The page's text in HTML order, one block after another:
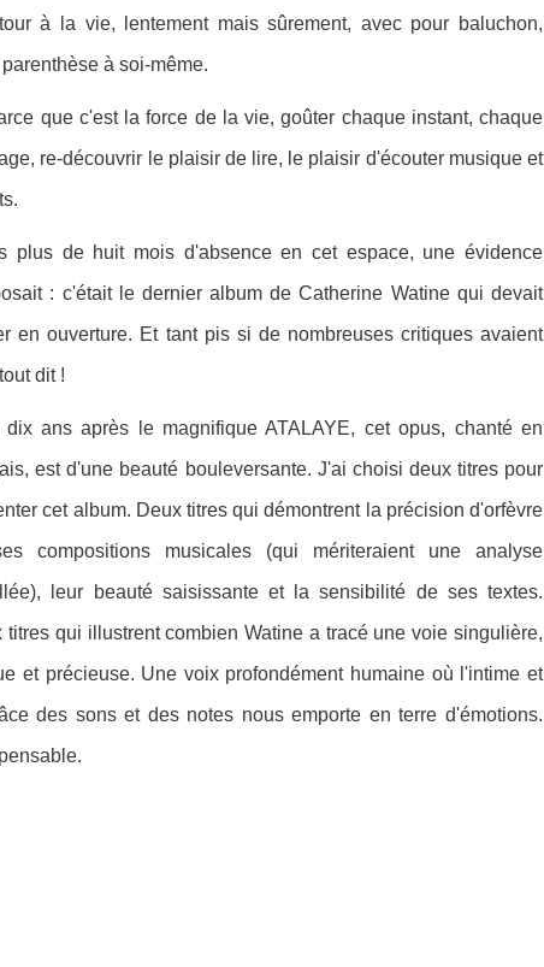
à la vie, lentement mais sûrement, avec pour baluchon,
à soi-même.
que c'est la force de la vie, goûter chaque instant, chaque
re-découvrir le plaisir de lire, le plaisir d'écouter musique et
plus de huit mois d'absence en cet espace, une évidence
: c'était le dernier album de Catherine Watine qui devait
en ouverture. Et tant pis si de nombreuses critiques avaient
dit !
dix ans après le magnifique ATALAYE, cet opus, chanté en
est d'une beauté bouleversante. J'ai choisi deux titres pour
cet album. Deux titres qui démontrent la précision d'orfèvre
compositions musicales (qui mériteraient une analyse
leur beauté saisissante et la sensibilité de ses textes.
titres qui illustrent combien Watine a tracé une voie singulière,
et précieuse. Une voix profondément humaine où l'intime et
des sons et des notes nous emporte en terre d'émotions.